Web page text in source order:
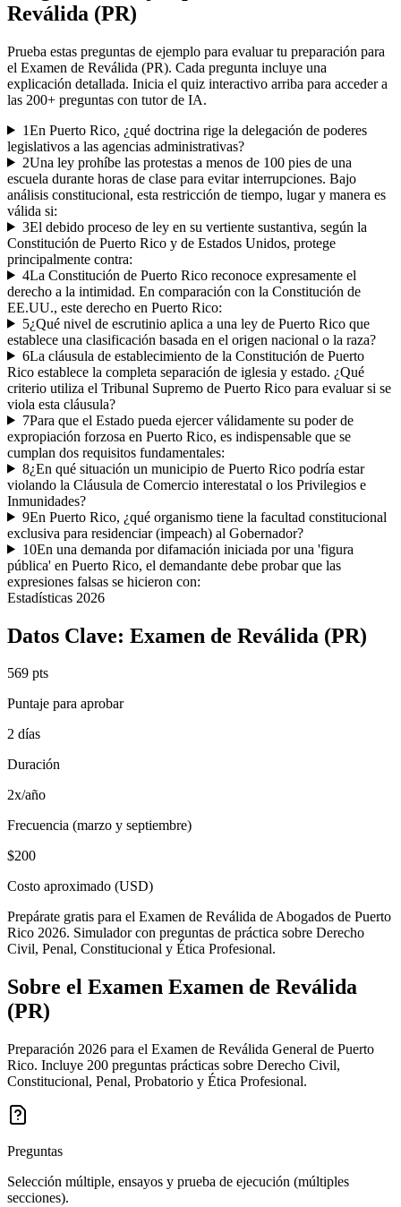
Reválida (PR)
Prueba estas preguntas de ejemplo para evaluar tu preparación para
el Examen de Reválida (PR). Cada pregunta incluye una
explicación detallada. Inicia el quiz interactivo arriba para acceder a
las 200+ preguntas con tutor de IA.
1En Puerto Rico, ¿qué doctrina rige la delegación de poderes
legislativos a las agencias administrativas?
2Una ley prohíbe las protestas a menos de 100 pies de una
escuela durante horas de clase para evitar interrupciones. Bajo
análisis constitucional, esta restricción de tiempo, lugar y manera es
válida si:
3El debido proceso de ley en su vertiente sustantiva, según la
Constitución de Puerto Rico y de Estados Unidos, protege
principalmente contra:
4La Constitución de Puerto Rico reconoce expresamente el
derecho a la intimidad. En comparación con la Constitución de
EE.UU., este derecho en Puerto Rico:
5¿Qué nivel de escrutinio aplica a una ley de Puerto Rico que
establece una clasificación basada en el origen nacional o la raza?
6La cláusula de establecimiento de la Constitución de Puerto
Rico establece la completa separación de iglesia y estado. ¿Qué
criterio utiliza el Tribunal Supremo de Puerto Rico para evaluar si se
viola esta cláusula?
7Para que el Estado pueda ejercer válidamente su poder de
expropiación forzosa en Puerto Rico, es indispensable que se
cumplan dos requisitos fundamentales:
8¿En qué situación un municipio de Puerto Rico podría estar
violando la Cláusula de Comercio interestatal o los Privilegios e
Inmunidades?
9En Puerto Rico, ¿qué organismo tiene la facultad constitucional
exclusiva para residenciar (impeach) al Gobernador?
10En una demanda por difamación iniciada por una 'figura
pública' en Puerto Rico, el demandante debe probar que las
expresiones falsas se hicieron con:
Estadísticas 2026
Datos Clave: Examen de Reválida (PR)
569 pts
Puntaje para aprobar
2 días
Duración
2x/año
Frecuencia (marzo y septiembre)
$200
Costo aproximado (USD)
Prepárate gratis para el Examen de Reválida de Abogados de Puerto
Rico 2026. Simulador con preguntas de práctica sobre Derecho
Civil, Penal, Constitucional y Ética Profesional.
Sobre el Examen Examen de Reválida
(PR)
Preparación 2026 para el Examen de Reválida General de Puerto
Rico. Incluye 200 preguntas prácticas sobre Derecho Civil,
Constitucional, Penal, Probatorio y Ética Profesional.
Preguntas
Selección múltiple, ensayos y prueba de ejecución (múltiples
secciones).